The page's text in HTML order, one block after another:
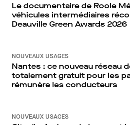
Le documentaire de Roole
véhicules intermédiaires
Deauville Green Awards 2026
NOUVEAUX USAGES
Nantes : ce nouveau réseau
totalement gratuit pour les
rémunère les conducteurs
NOUVEAUX USAGES